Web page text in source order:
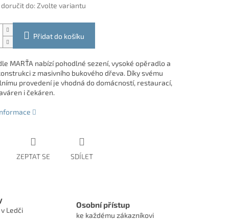
do: Zvolte variantu
Přidat do košíku
MARŤA nabízí pohodlné sezení, vysoké opěradlo a
z masivního bukového dřeva. Díky svému
provedení je vhodná do domácností, restaurací,
i čekáren.
ZEPTAT SE SDÍLET
Ledči
Osobní přístup
ke každému zákazníkovi